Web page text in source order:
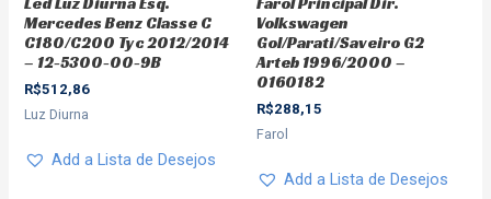
Mercedes Benz Classe C
C180/C200 Tyc 2012/2014
– 12-5300-00-9B
R$512,86
Luz Diurna
Add a Lista de Desejos
Volkswagen
Gol/Parati/Saveiro G2
Arteb 1996/2000 –
0160182
R$288,15
Farol
Add a Lista de Desejos